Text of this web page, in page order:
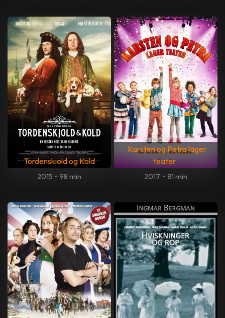
Tordenskiold og Kold
2015 • 98 min
Karsten og Petra lager
teater
2017 • 81 min